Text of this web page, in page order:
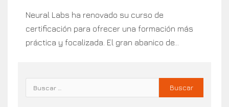
Neural Labs ha renovado su curso de
certificación para ofrecer una formación más
práctica y focalizada. El gran abanico de...